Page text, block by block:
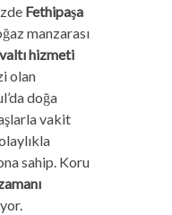
Fethipaşa
manzarası
hizmeti
olan
doğa
vakit
sahip. Koru